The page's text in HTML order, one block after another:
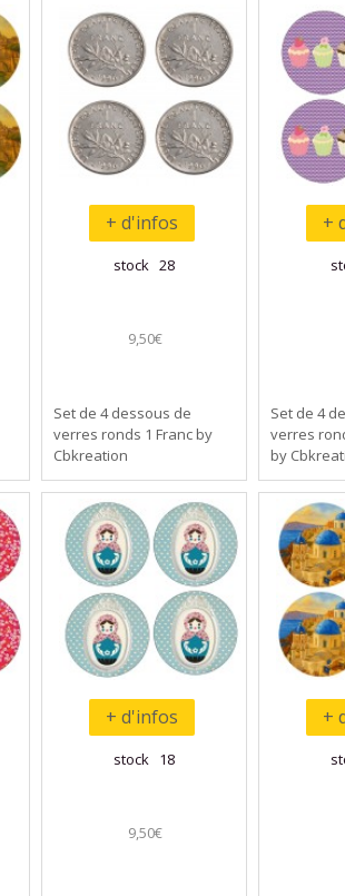
+ d'infos
stock 28
9,50€
Set de 4 dessous de
verres ronds 1 Franc by
Cbkreation
+
Set de 4
verres
by
+ d'infos
stock 18
9,50€
+